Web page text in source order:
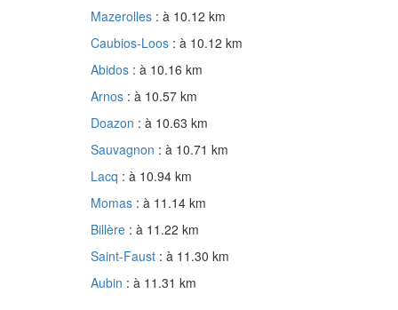
Mazerolles : à 10.12 km
Caubios-Loos : à 10.12 km
Abidos : à 10.16 km
Arnos : à 10.57 km
Doazon : à 10.63 km
Sauvagnon : à 10.71 km
Lacq : à 10.94 km
Momas : à 11.14 km
Billère : à 11.22 km
Saint-Faust : à 11.30 km
Aubin : à 11.31 km